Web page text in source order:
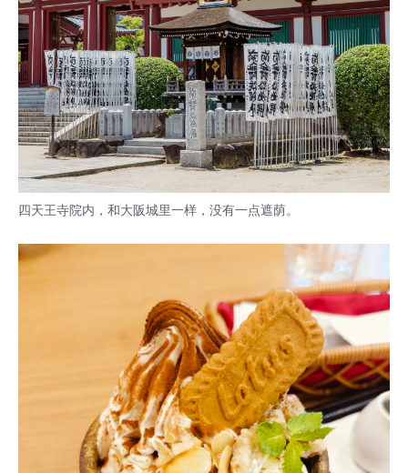
四天王寺院内，和大阪城里一样，没有一点遮荫。